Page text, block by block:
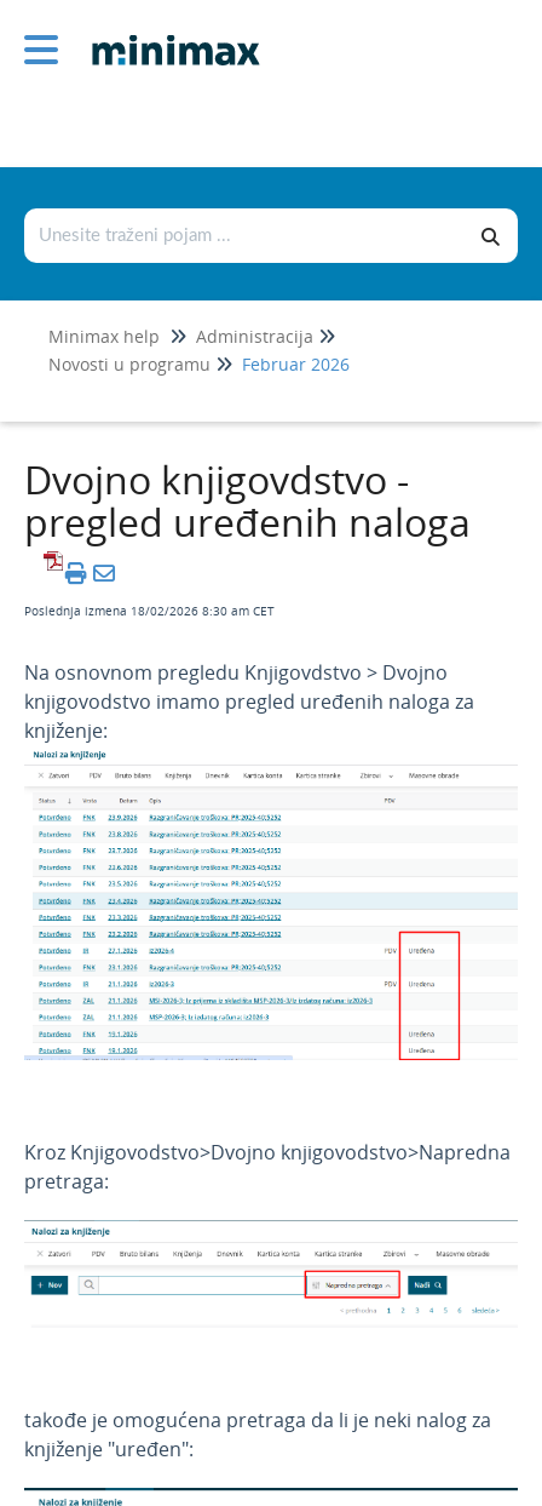
Minimax help
Administracija
Novosti u programu
Februar 2026
Šifarnici
Podešavanje štampe i numerisanje
dokumenata
Jul 2026
April 2026
Mart 2026
Februar 2026
naloga
Šifra objekta (GLN) za e-otpremnicu
Decembar 2025
Novembar 2025
Septembar 2025
Jul 2025
Jun 2025
April 2025
Mart 2025
Februar 2025
Januar 2025
Novosti 2022
Novosti 2020
Novosti 2019
Webinar, e-book i blog
Dvojno knjigovdstvo -
pregled uređenih naloga
Poslednja izmena 18/02/2026 8:30 am CET
Na osnovnom pregledu Knjigovdstvo > Dvojno
knjigovodstvo imamo pregled uređenih naloga za
knjiženje:
Kroz Knjigovodstvo>Dvojno knjigovodstvo>Napredna
pretraga:
takođe je omogućena pretraga da li je neki nalog za
knjiženje "uređen":